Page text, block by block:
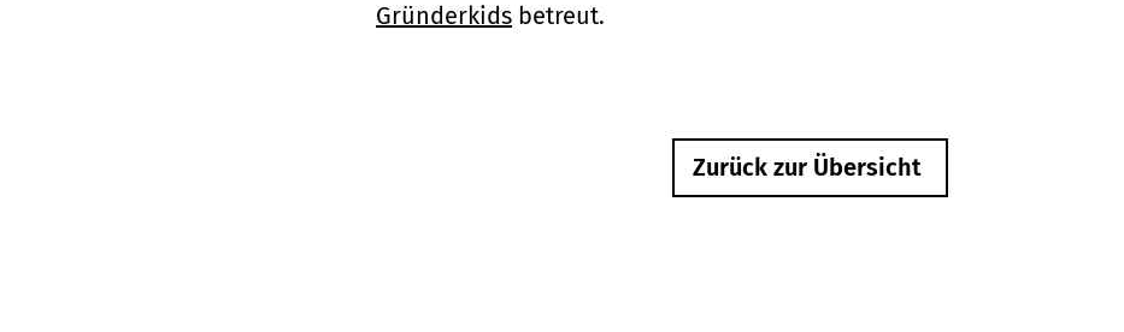
Gründerkids betreut.
Zurück zur Übersicht